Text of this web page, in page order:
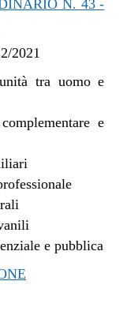
N. 43 -
2021
tra uomo e
e
e pubblica